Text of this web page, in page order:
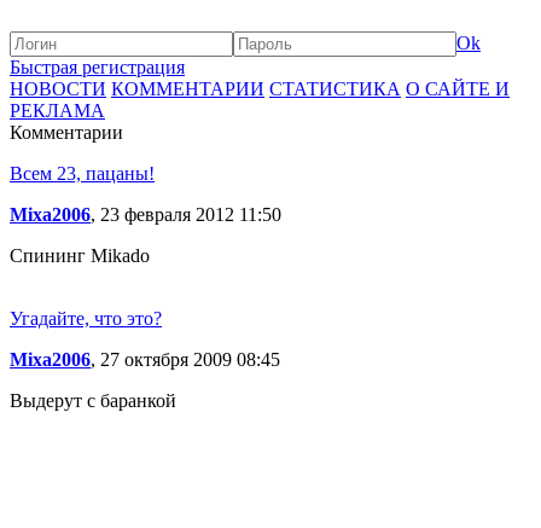
Ok
Быстрая регистрация
НОВОСТИ КОММЕНТАРИИ СТАТИСТИКА О САЙТЕ И
РЕКЛАМА
Комментарии
Всем 23, пацаны!
Mixa2006, 23 февраля 2012 11:50
Спининг Mikado
Угадайте, что это?
Mixa2006, 27 октября 2009 08:45
Выдерут с баранкой